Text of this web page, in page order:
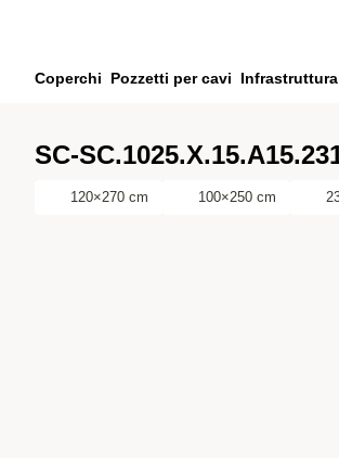
Vai al tuo account
Coperchi Pozzetti per cavi
SC-
120×270 cm 100×250 cm